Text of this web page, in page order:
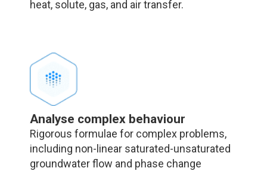
heat, solute, gas, and air transfer.
Analyse complex behaviour
Rigorous formulae for complex problems,
including​​ non-linear saturated-unsaturated
groundwater flow and phase change